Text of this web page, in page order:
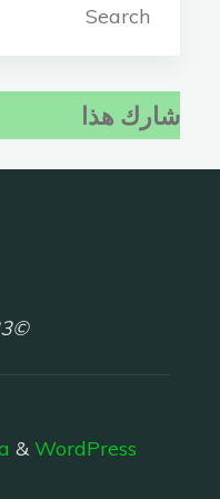
شارك هذا
©2023 GEM
& WordPress